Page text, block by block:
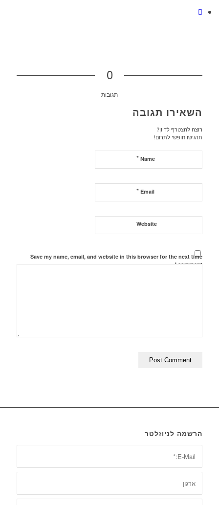
0
תגובות
השאירו תגובה
רוצה להצטרף לדיון?
תרגישו חופשי לתרום!
Name
*
Email
*
Website
Save my name, email, and website in this browser for the next time
I comment.
הרשמה לניוזלטר